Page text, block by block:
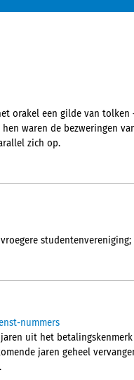
orakel een gilde van
waren de bezweringen
zich op.
nummers
uit het
jaren geheel